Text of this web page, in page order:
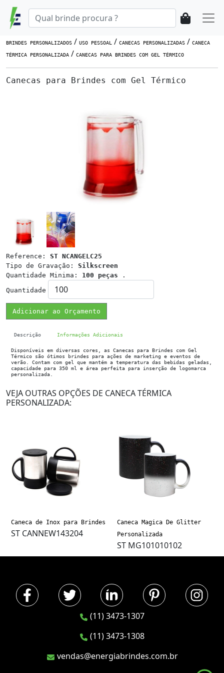
BRINDES PERSONALIZADOS / USO PESSOAL / CANECAS PERSONALIZADAS / CANECA
TÉRMICA PERSONALIZADA / CANECAS PARA BRINDES COM GEL TÉRMICO
Canecas para Brindes com Gel Térmico
Reference: ST NCANGELC25
Tipo de Gravação: Silkscreen
Quantidade Minima: 100 peças .
Quantidade
Adicionar ao Orçamento
Descrição Informações Adicionais
Disponíveis em diversas cores, as Canecas para Brindes com Gel
Térmico são ótimos brindes para ações de marketing e eventos de
verão. Contam com gel que mantém a temperatura das bebidas geladas,
capacidade para 350 ml e área perfeita para inserção de logomarca
personalizada.
VEJA OUTRAS OPÇÕES DE CANECA TÉRMICA
PERSONALIZADA:
Caneca de Inox para Brindes
ST CANNEW143204
Caneca Magica De Glitter
Personalizada
ST MG101010102
(11) 3473-1307
(11) 3473-1308
vendas@energiabrindes.com.br